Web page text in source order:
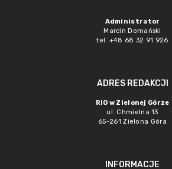
Administrator
Marcin Domański
tel. +48 68 32 91 926
ADRES REDAKCJI
RIO w Zielonej Górze
ul. Chmielna 13
65-261 Zielona Góra
INFORMACJE